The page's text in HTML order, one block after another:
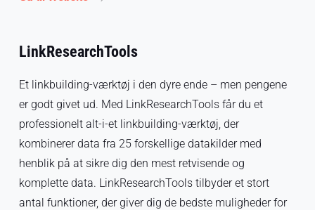
LinkResearchTools
Et linkbuilding-værktøj i den dyre ende – men pengene
er godt givet ud. Med LinkResearchTools får du et
professionelt alt-i-et linkbuilding-værktøj, der
kombinerer data fra 25 forskellige datakilder med
henblik på at sikre dig den mest retvisende og
komplette data. LinkResearchTools tilbyder et stort
antal funktioner, der giver dig de bedste muligheder for